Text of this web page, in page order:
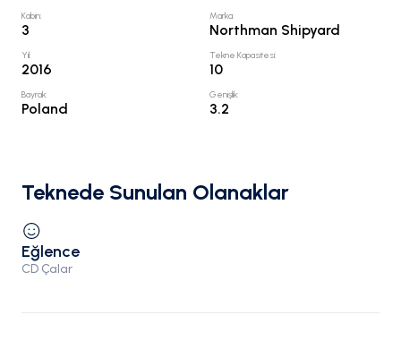
Kabin:
3
Marka:
Northman Shipyard
Yıl:
2016
Tekne Kapasitesi:
10
Bayrak:
Poland
Genişlik:
3.2
Teknede Sunulan Olanaklar
Eğlence
CD Çalar